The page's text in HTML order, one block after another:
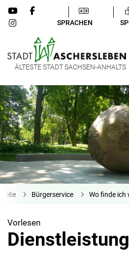
SPRACHEN
ÄLTESTE STADT SACHSEN-ANHALTS
Bürgerservice Wo finde ich
Vorlesen